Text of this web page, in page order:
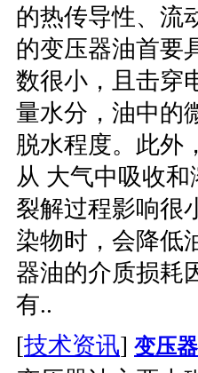
的热传导性、流
的变压器油首要
数很小，且击穿
量水分，油中的
脱水程度。此外
从 大气中吸收
裂解过程影响很
染物时，会降低
器油的介质损耗
有..
[技术资讯] 变压